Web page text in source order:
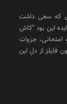
که سعی داشت
این بود “کاش
امتحانی، جزوات
فایلز از دلِ این